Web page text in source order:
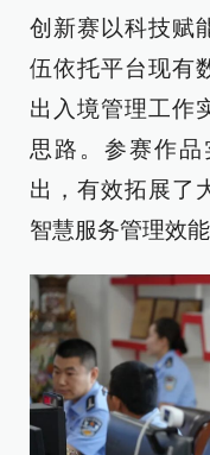
创新赛以科技赋
伍依托平台现有
出入境管理工作
思路。参赛作
出，有效拓展了
智慧服务管理效